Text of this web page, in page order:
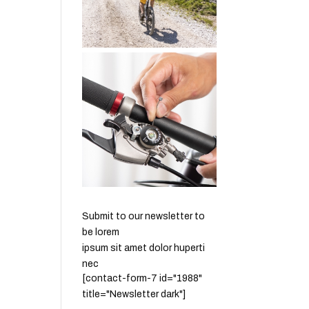
Submit to our newsletter to
be lorem
ipsum sit amet dolor huperti
nec
[contact-form-7 id="1988"
title="Newsletter dark"]